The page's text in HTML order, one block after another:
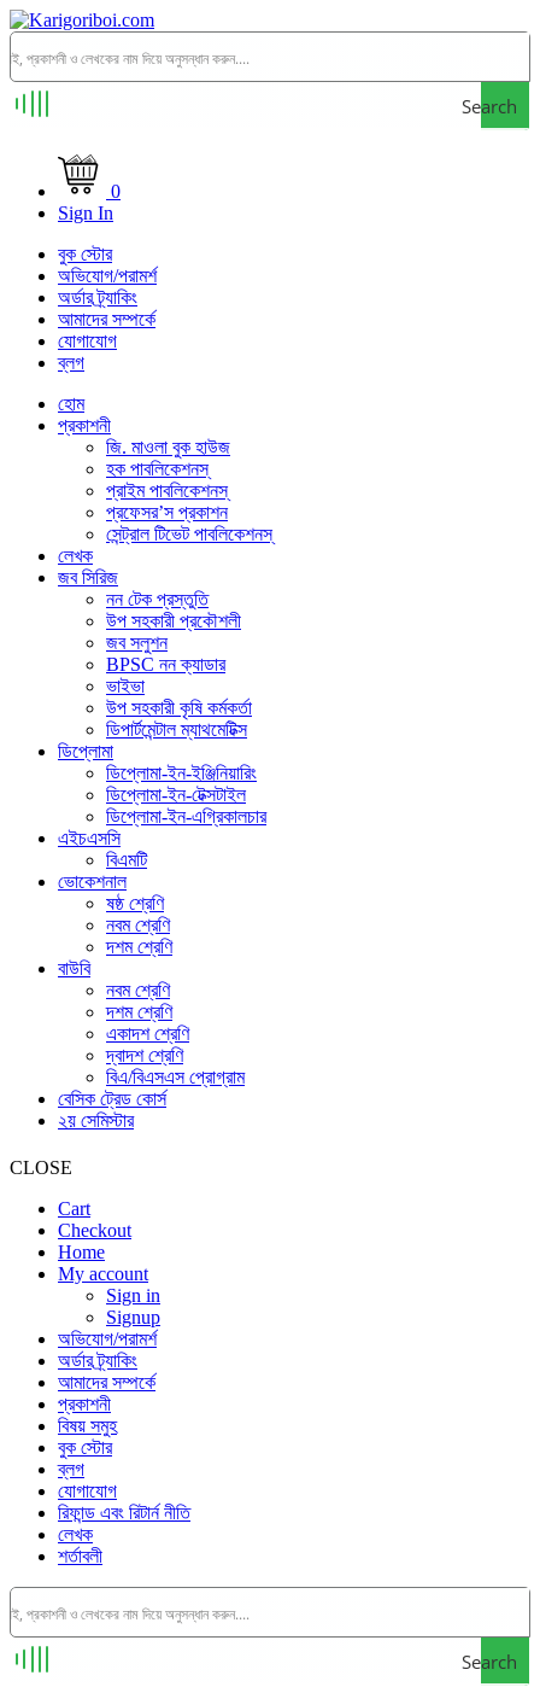
Search
0
Sign In
বুক স্টোর
অভিযোগ/পরামর্শ
অর্ডার ট্র্যাকিং
আমাদের সম্পর্কে
যোগাযোগ
ব্লগ
হোম
প্রকাশনী
জি. মাওলা বুক হাউজ
হক পাবলিকেশনস্
প্রাইম পাবলিকেশনস্
প্রফেসর’স প্রকাশন
সেন্ট্রাল টিভেট পাবলিকেশনস্
লেখক
জব সিরিজ
নন টেক প্রস্তুতি
উপ সহকারী প্রকৌশলী
জব সলুশন
BPSC নন ক্যাডার
ভাইভা
উপ সহকারী কৃষি কর্মকর্তা
ডিপার্টমেন্টাল ম্যাথমেটিক্স
ডিপ্লোমা
ডিপ্লোমা-ইন-ইঞ্জিনিয়ারিং
ডিপ্লোমা-ইন-টেক্সটাইল
ডিপ্লোমা-ইন-এগ্রিকালচার
এইচএসসি
বিএমটি
ভোকেশনাল
ষষ্ঠ শ্রেণি
নবম শ্রেণি
দশম শ্রেণি
বাউবি
নবম শ্রেণি
দশম শ্রেণি
একাদশ শ্রেণি
দ্বাদশ শ্রেণি
বিএ/বিএসএস প্রোগ্রাম
বেসিক ট্রেড কোর্স
২য় সেমিস্টার
CLOSE
Cart
Checkout
Home
My account
Sign in
Signup
অভিযোগ/পরামর্শ
অর্ডার ট্র্যাকিং
আমাদের সম্পর্কে
প্রকাশনী
বিষয় সমুহ
বুক স্টোর
ব্লগ
যোগাযোগ
রিফান্ড এবং রিটার্ন নীতি
লেখক
শর্তাবলী
Search